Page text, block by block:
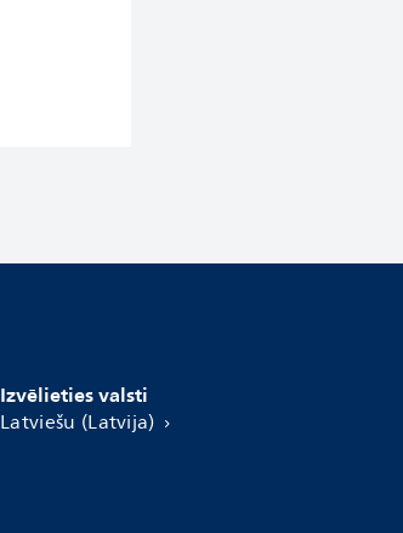
Izvēlieties valsti
Latviešu (Latvija)